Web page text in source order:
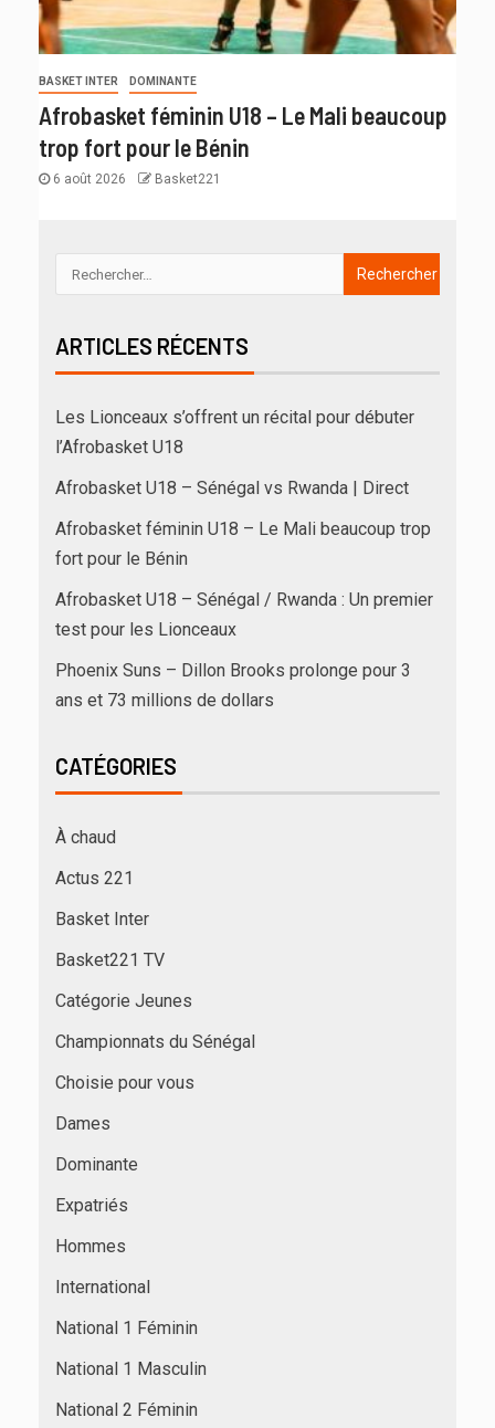
BASKET INTER DOMINANTE
Afrobasket féminin U18 – Le Mali beaucoup
trop fort pour le Bénin
6 août 2026 Basket221
ARTICLES RÉCENTS
Les Lionceaux s’offrent un récital pour débuter
l’Afrobasket U18
Afrobasket U18 – Sénégal vs Rwanda | Direct
Afrobasket féminin U18 – Le Mali beaucoup trop
fort pour le Bénin
Afrobasket U18 – Sénégal / Rwanda : Un premier
test pour les Lionceaux
Phoenix Suns – Dillon Brooks prolonge pour 3
ans et 73 millions de dollars
CATÉGORIES
À chaud
Actus 221
Basket Inter
Basket221 TV
Catégorie Jeunes
Championnats du Sénégal
Choisie pour vous
Dames
Dominante
Expatriés
Hommes
International
National 1 Féminin
National 1 Masculin
National 2 Féminin